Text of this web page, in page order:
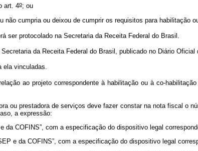
art. 4o; ou
cumpria ou deixou de cumprir os requisitos para habilitação
ser protocolado na Secretaria da Receita Federal do Brasil.
da Receita Federal do Brasil, publicado no Diário Oficial
ela vinculadas.
ao projeto correspondente à habilitação ou à co-
ou prestadora de serviços deve fazer constar na nota fiscal o
a expressão:
da COFINS”, com a especificação do dispositivo legal
e da COFINS”, com a especificação do dispositivo legal